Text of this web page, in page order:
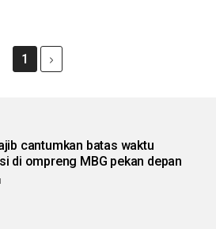
1
cantumkan batas waktu
di ompreng MBG pekan depan